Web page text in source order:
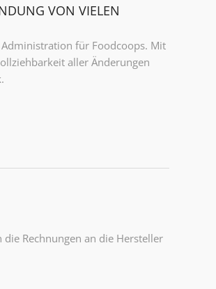
VON VIELEN
für Foodcoops. Mit
aller Änderungen
die Rechnungen an die Hersteller